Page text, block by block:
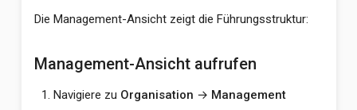
Die Management-Ansicht zeigt die Führungsstruktur:
Management-Ansicht aufrufen
Navigiere zu Organisation → Management